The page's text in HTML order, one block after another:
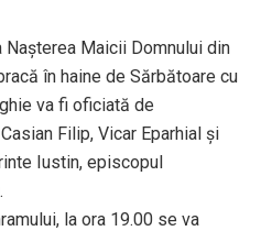
Maicii Domnului din
în haine de Sărbătoare cu
va fi oficiată de
Filip, Vicar Eparhial şi
Iustin, episcopul
la ora 19.00 se va